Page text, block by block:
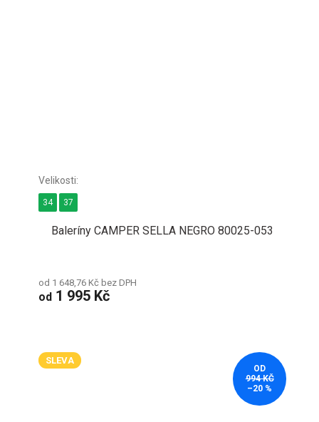
Baleríny CAMPER SELLA NEGRO 80025-053
od 1 648,76 Kč bez DPH
od 1 995 Kč
34 37
SLEVA
OD
994 KČ
–20 %